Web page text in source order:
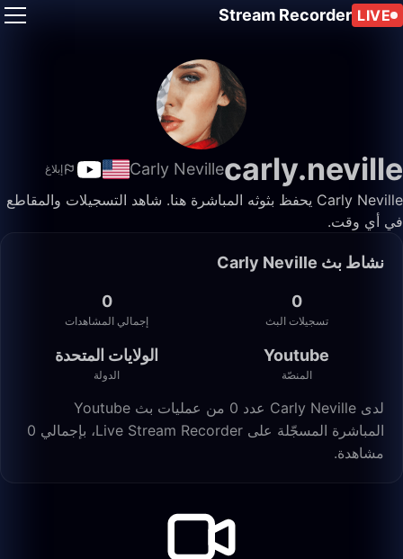
LIVE
Stream Recorder
carly.neville
Carly Neville إبلاغ
Carly Neville يحفظ بثوثه المباشرة هنا. شاهد التسجيلات والمقاطع
في أي وقت.
نشاط بث Carly Neville
0
تسجيلات البث
0
إجمالي المشاهدات
Youtube
المنصّة
الولايات المتحدة
الدولة
لدى Carly Neville عدد 0 من عمليات بث Youtube
المباشرة المسجّلة على Live Stream Recorder، بإجمالي 0
مشاهدة.